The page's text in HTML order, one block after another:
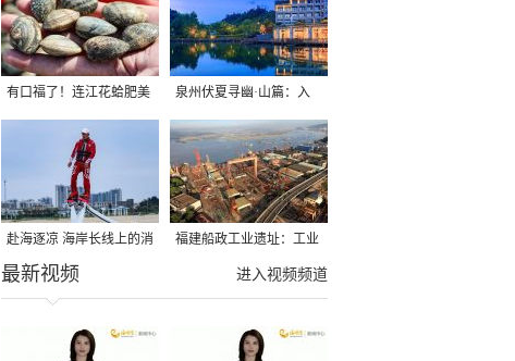
有口福了！连江花蛤肥美 泉州伏夏寻幽·山篇：入
山觅凉 山林间的23℃避暑
秘境
赴海逐凉 海岸长线上的消
暑时光
福建船政工业遗址：工业
遗存焕发文旅新动能
进入视频频道
最新视频